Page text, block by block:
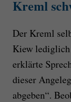
Kreml
Der Kreml
Kiew lediglich
erklärte
dieser
abgeben“.